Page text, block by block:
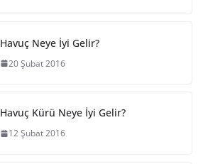
Havuç Neye İyi Gelir?
20 Şubat 2016
Havuç Kürü Neye İyi Gelir?
12 Şubat 2016